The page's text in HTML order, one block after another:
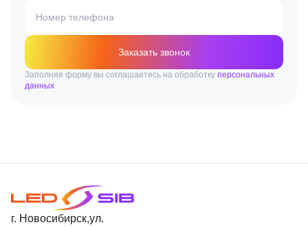
Номер телефона
Заказать звонок
Заполняя форму вы соглашаетесь на обработку персональных
данных
г. Новосибирск,ул.